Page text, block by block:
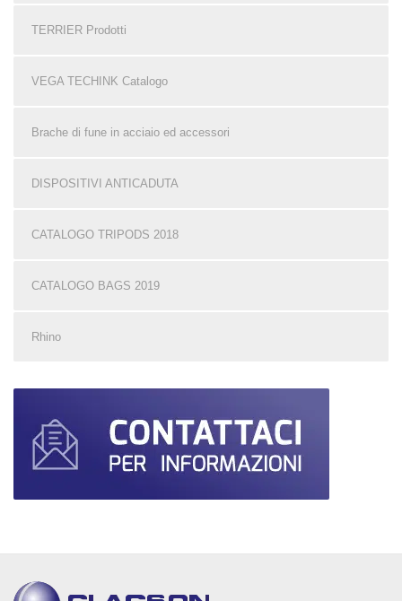
TERRIER Prodotti
VEGA TECHINK Catalogo
Brache di fune in acciaio ed accessori
DISPOSITIVI ANTICADUTA
CATALOGO TRIPODS 2018
CATALOGO BAGS 2019
Rhino